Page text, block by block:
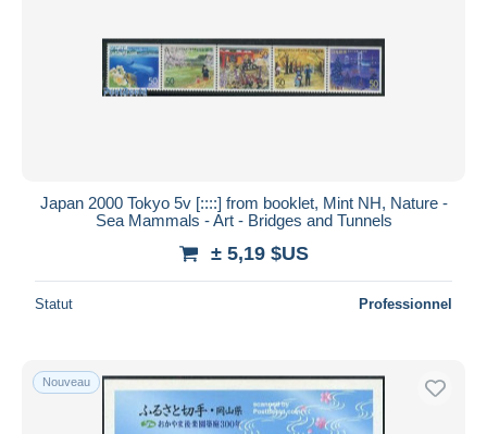
Japan 2000 Tokyo 5v [::::] from booklet, Mint NH, Nature -
Sea Mammals - Art - Bridges and Tunnels
± 5,19 $US
Statut Professionnel
Nouveau